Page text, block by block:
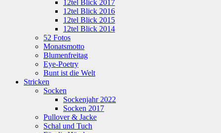
12tel Blick 2017
12tel Blick 2016
12tel Blick 2015
12tel Blick 2014
52 Fotos
Monatsmotto
Blumenfreitag
Eye-Poetry
Bunt ist die Welt
Stricken
Socken
Sockenjahr 2022
Socken 2017
Pullover & Jacke
Schal und Tuch